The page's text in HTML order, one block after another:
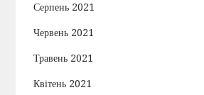
Серпень 2021
Червень 2021
Травень 2021
Квітень 2021